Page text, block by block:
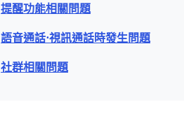
提醒功能相關問題
語音通話⋅視訊通話時發生問題
社群相關問題